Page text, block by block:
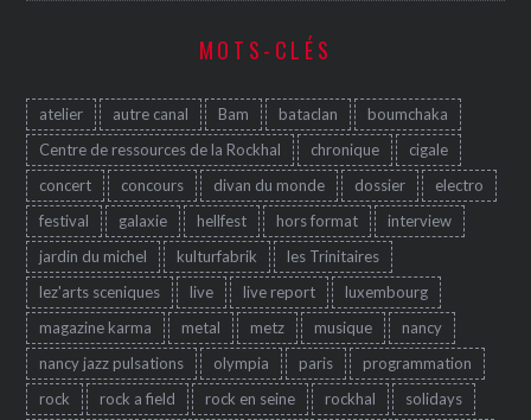
MOTS-CLÉS
atelier autre canal Bam bataclan
boumchaka
Centre de ressources de la Rockhal
chronique
cigale
concert
concours divan du monde dossier
electro
festival
galaxie hellfest hors format
interview
jardin du michel
kulturfabrik
les Trinitaires
lez'arts sceniques
live live report
luxembourg
magazine karma
metal metz musique
nancy
nancy jazz pulsations
olympia paris
programmation
rock
rock a field rock en seine rockhal
solidays